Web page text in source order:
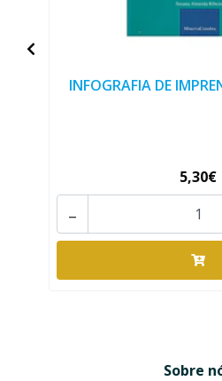
INFOGRAFIA DE
5,30€
-
Sobre